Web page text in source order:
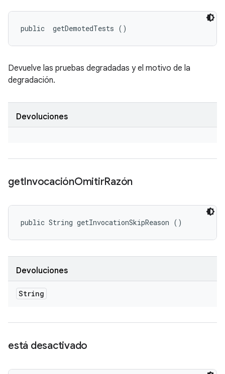
public getDemotedTests ()
Devuelve las pruebas degradadas y el motivo de la
degradación.
Devoluciones
getInvocaciónOmitirRazón
public String getInvocationSkipReason ()
Devoluciones
String
está desactivado